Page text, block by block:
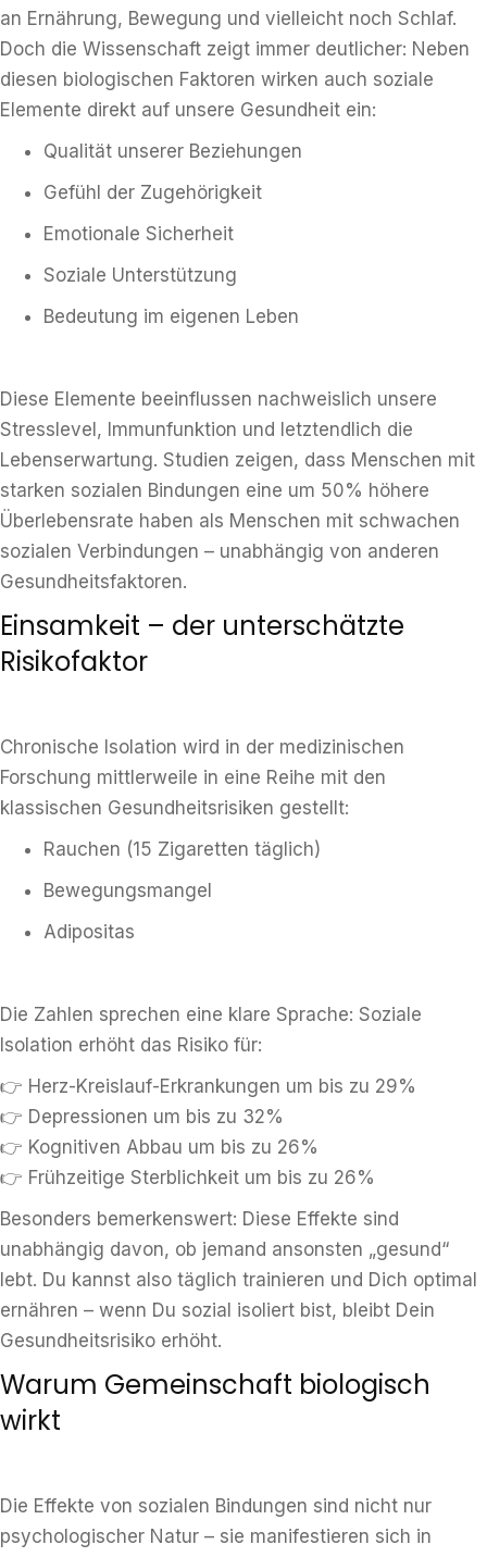
an Ernährung, Bewegung und vielleicht noch Schlaf.
Doch die Wissenschaft zeigt immer deutlicher: Neben
diesen biologischen Faktoren wirken auch soziale
Elemente direkt auf unsere Gesundheit ein:
Qualität unserer Beziehungen
Gefühl der Zugehörigkeit
Emotionale Sicherheit
Soziale Unterstützung
Bedeutung im eigenen Leben
Diese Elemente beeinflussen nachweislich unsere
Stresslevel, Immunfunktion und letztendlich die
Lebenserwartung. Studien zeigen, dass Menschen mit
starken sozialen Bindungen eine um 50% höhere
Überlebensrate haben als Menschen mit schwachen
sozialen Verbindungen – unabhängig von anderen
Gesundheitsfaktoren.
Einsamkeit – der unterschätzte
Risikofaktor
Chronische Isolation wird in der medizinischen
Forschung mittlerweile in eine Reihe mit den
klassischen Gesundheitsrisiken gestellt:
Rauchen (15 Zigaretten täglich)
Bewegungsmangel
Adipositas
Die Zahlen sprechen eine klare Sprache: Soziale
Isolation erhöht das Risiko für:
👉 Herz-Kreislauf-Erkrankungen um bis zu 29%
👉 Depressionen um bis zu 32%
👉 Kognitiven Abbau um bis zu 26%
👉 Frühzeitige Sterblichkeit um bis zu 26%
Besonders bemerkenswert: Diese Effekte sind
unabhängig davon, ob jemand ansonsten „gesund“
lebt. Du kannst also täglich trainieren und Dich optimal
ernähren – wenn Du sozial isoliert bist, bleibt Dein
Gesundheitsrisiko erhöht.
Warum Gemeinschaft biologisch
wirkt
Die Effekte von sozialen Bindungen sind nicht nur
psychologischer Natur – sie manifestieren sich in